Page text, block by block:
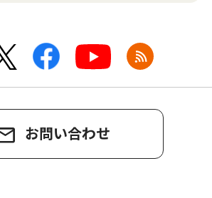
お問い合わせ